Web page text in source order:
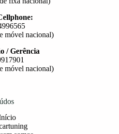
móvel nacional)
/ Gerência
móvel nacional)